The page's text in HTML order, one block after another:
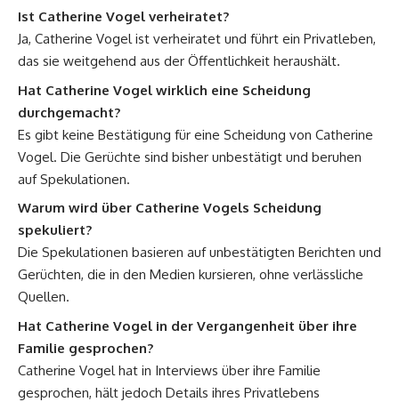
Ist Catherine Vogel verheiratet?
Ja, Catherine Vogel ist verheiratet und führt ein Privatleben,
das sie weitgehend aus der Öffentlichkeit heraushält.
Hat Catherine Vogel wirklich eine Scheidung
durchgemacht?
Es gibt keine Bestätigung für eine Scheidung von Catherine
Vogel. Die Gerüchte sind bisher unbestätigt und beruhen
auf Spekulationen.
Warum wird über Catherine Vogels Scheidung
spekuliert?
Die Spekulationen basieren auf unbestätigten Berichten und
Gerüchten, die in den Medien kursieren, ohne verlässliche
Quellen.
Hat Catherine Vogel in der Vergangenheit über ihre
Familie gesprochen?
Catherine Vogel hat in Interviews über ihre Familie
gesprochen, hält jedoch Details ihres Privatlebens